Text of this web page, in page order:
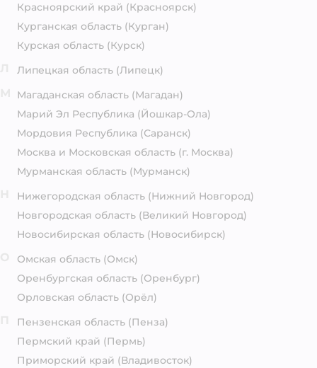
Красноярский край (Красноярск)
Курганская область (Курган)
Курская область (Курск)
Липецкая область (Липецк)
Магаданская область (Магадан)
Марий Эл Республика (Йошкар-Ола)
Мордовия Республика (Саранск)
Москва и Московская область (г. Москва)
Мурманская область (Мурманск)
Нижегородская область (Нижний Новгород)
Новгородская область (Великий Новгород)
Новосибирская область (Новосибирск)
Омская область (Омск)
Оренбургская область (Оренбург)
Орловская область (Орёл)
Пензенская область (Пенза)
Пермский край (Пермь)
Приморский край (Владивосток)